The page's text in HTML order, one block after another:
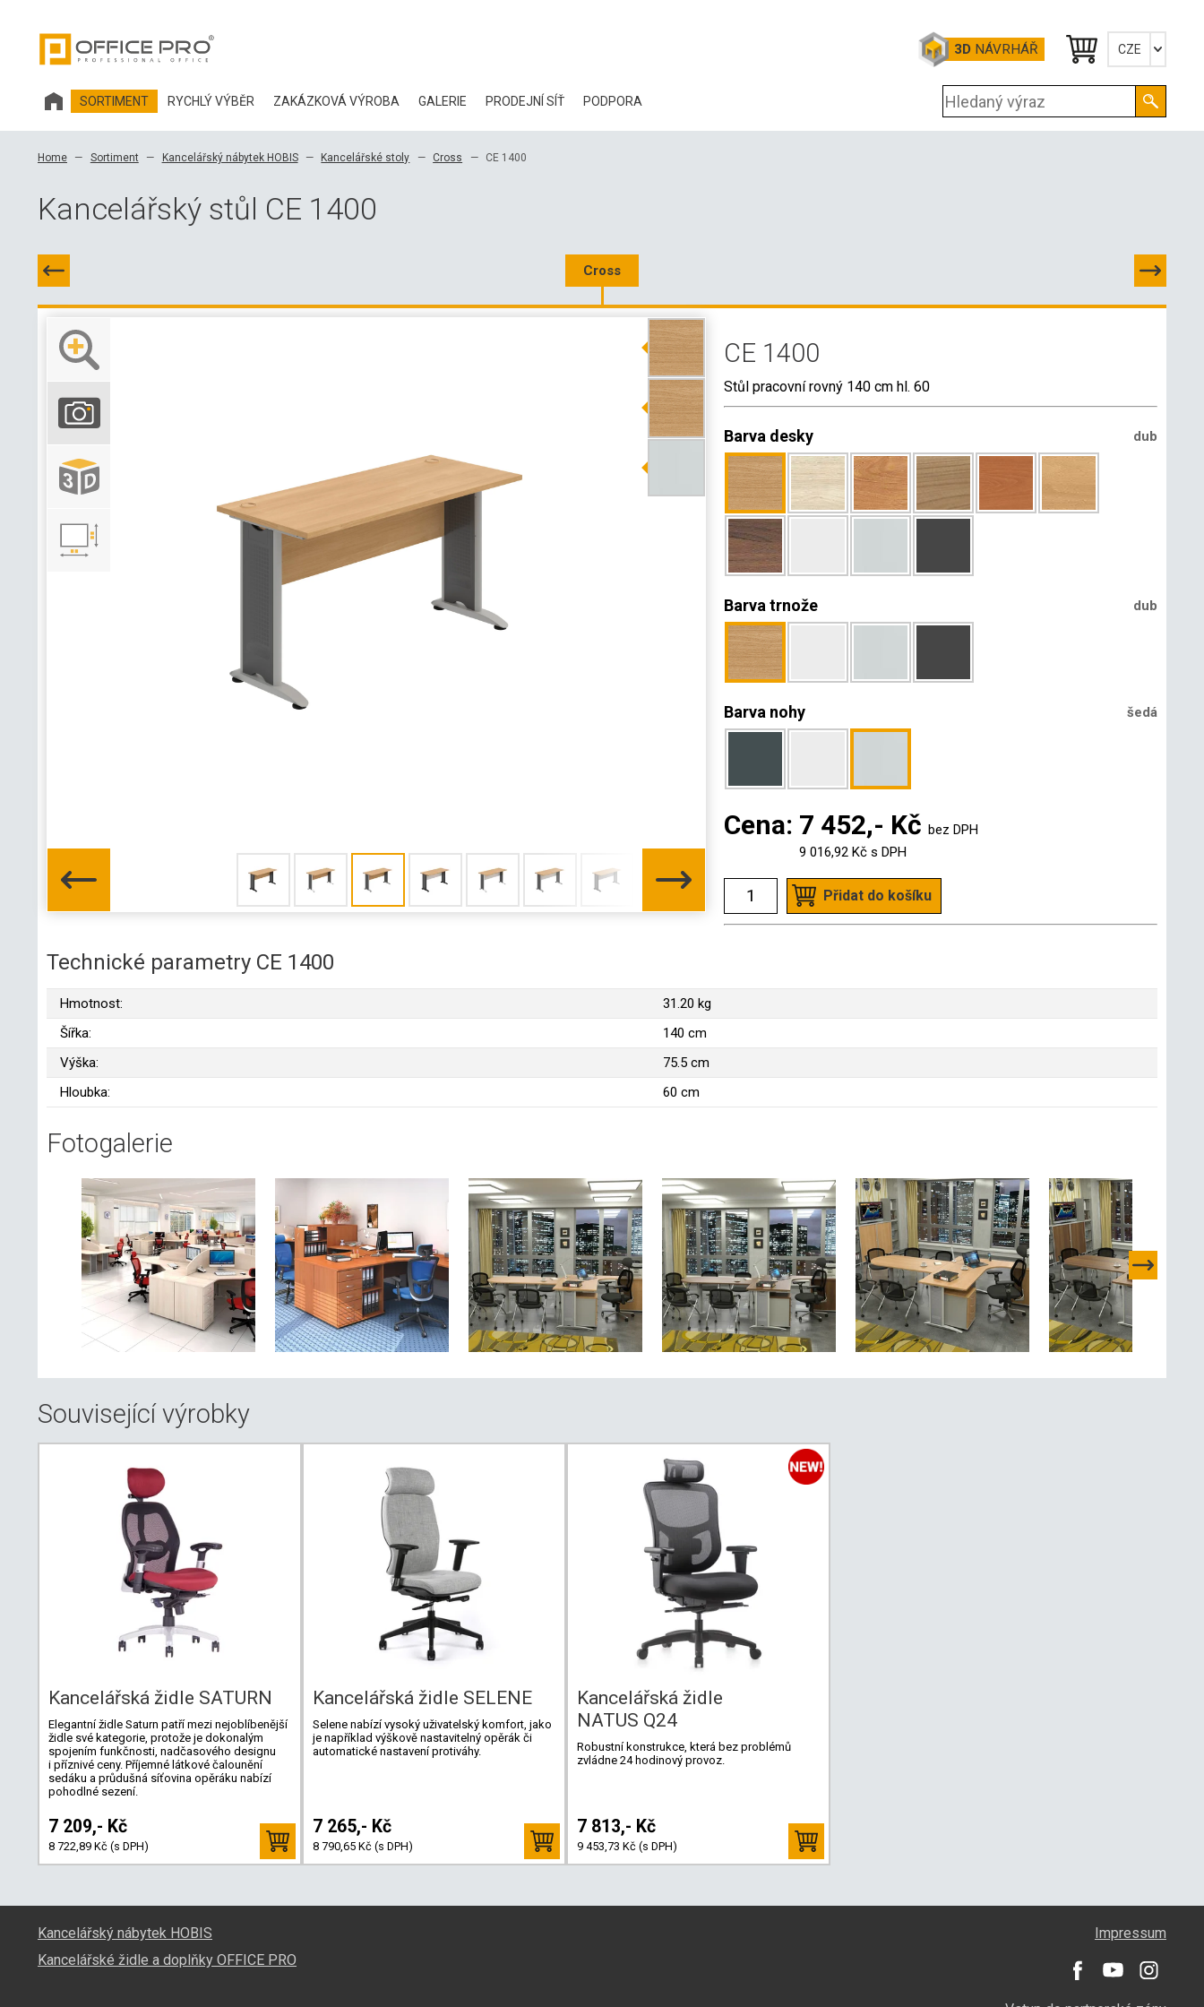
3D NÁVRHÁŘ CZE
English
SORTIMENT RYCHLÝ VÝBĚR ZAKÁZKOVÁ VÝROBA GALERIE PRODEJNÍ SÍŤ PODPORA
BLOG
3D DATA
VELKOOBCHODNÍ KONTAKTY
Home Sortiment Kancelářský nábytek HOBIS Kancelářské stoly Cross CE 1400
Kancelářský stůl CE 1400
Cross
CE 1400
Stůl pracovní rovný 140 cm hl. 60
Barva desky dub
Barva trnože dub
Barva nohy šedá
Cena: 7 452,- Kč bez DPH
9 016,92 Kč s DPH
Přidat do košíku
Technické parametry CE 1400
Hmotnost:
31.20 kg
Šířka:
140 cm
Výška:
75.5 cm
Hloubka:
60 cm
Fotogalerie
Související výrobky
Kancelářská židle SATURN
Elegantní židle Saturn patří mezi nejoblíbenější
židle své kategorie, protože je dokonalým
spojením funkčnosti, nadčasového designu
i příznivé ceny. Příjemné látkové čalounění
sedáku a průdušná síťovina opěráku nabízí
pohodlné sezení.
7 209,- Kč
8 722,89 Kč (s DPH)
Kancelářská židle SELENE
Selene nabízí vysoký uživatelský komfort, jako
je například výškově nastavitelný opěrák či
automatické nastavení protiváhy.
7 265,- Kč
8 790,65 Kč (s DPH)
Kancelářská židle
NATUS Q24
Robustní konstrukce, která bez problémů
zvládne 24 hodinový provoz.
7 813,- Kč
9 453,73 Kč (s DPH)
Kancelářský nábytek HOBIS
Kancelářské židle a doplňky OFFICE PRO
Impressum